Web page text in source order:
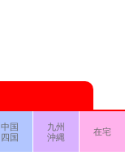
中国
四国
九州
沖縄
在宅